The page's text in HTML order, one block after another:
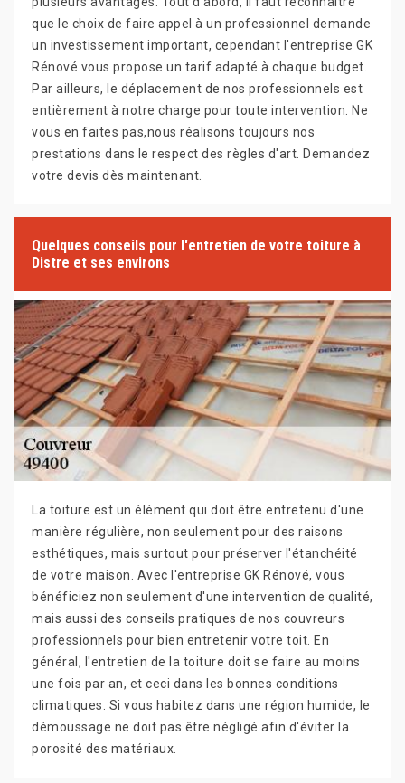
que le choix de faire appel à un professionnel demande
un investissement important, cependant l'entreprise GK
Rénové vous propose un tarif adapté à chaque budget.
Par ailleurs, le déplacement de nos professionnels est
entièrement à notre charge pour toute intervention. Ne
vous en faites pas,nous réalisons toujours nos
prestations dans le respect des règles d'art. Demandez
votre devis dès maintenant.
Quelques conseils pour l'entretien de votre toiture à
Distre et ses environs
La toiture est un élément qui doit être entretenu d'une
manière régulière, non seulement pour des raisons
esthétiques, mais surtout pour préserver l'étanchéité
de votre maison. Avec l'entreprise GK Rénové, vous
bénéficiez non seulement d'une intervention de qualité,
mais aussi des conseils pratiques de nos couvreurs
professionnels pour bien entretenir votre toit. En
général, l'entretien de la toiture doit se faire au moins
une fois par an, et ceci dans les bonnes conditions
climatiques. Si vous habitez dans une région humide, le
démoussage ne doit pas être négligé afin d'éviter la
porosité des matériaux.